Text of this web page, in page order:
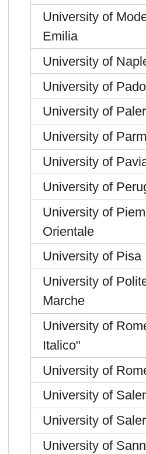
University of
Emilia
University of
University of
University of
University of
University of
University of
University of
Orientale
University of Pisa
University of
Marche
University of
Italico"
University of
University of
University of
University of